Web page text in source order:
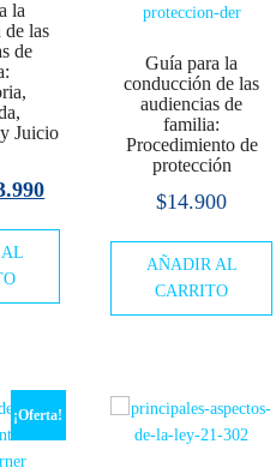
la
las
de
Juicio
El
$23.990.
Guía para la
conducción de las
audiencias de
familia:
Procedimiento de
protección
$14.900
AÑADIR AL
CARRITO
¡Oferta!